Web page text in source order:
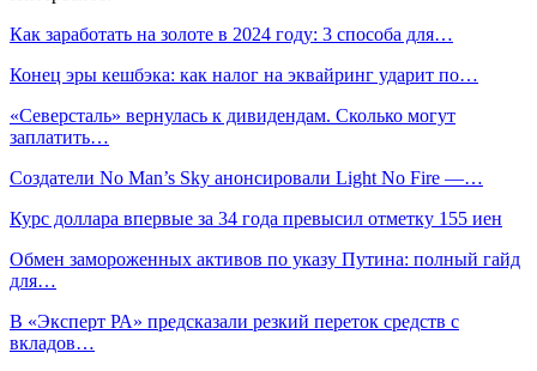
Как заработать на золоте в 2024 году: 3 способа для…
Конец эры кешбэка: как налог на эквайринг ударит по…
«Северсталь» вернулась к дивидендам. Сколько могут
заплатить…
Создатели No Man’s Sky анонсировали Light No Fire —…
Курс доллара впервые за 34 года превысил отметку 155 иен
Обмен замороженных активов по указу Путина: полный гайд
для…
В «Эксперт РА» предсказали резкий переток средств с
вкладов…